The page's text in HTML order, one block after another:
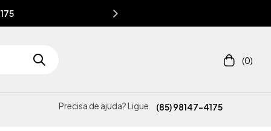
(0)
Precisa de ajuda? Ligue (85) 98147-4175